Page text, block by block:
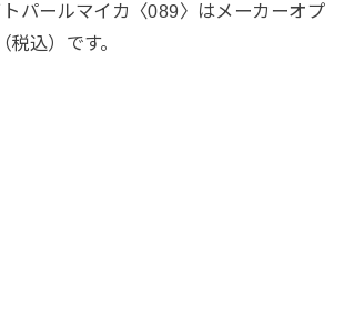
パールマイカ〈089〉はメーカーオプ
込）です。